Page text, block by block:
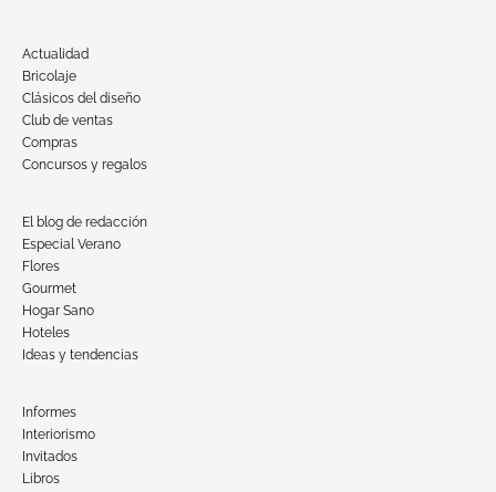
Actualidad
Bricolaje
Clásicos del diseño
Club de ventas
Compras
Concursos y regalos
El blog de redacción
Especial Verano
Flores
Gourmet
Hogar Sano
Hoteles
Ideas y tendencias
Informes
Interiorismo
Invitados
Libros